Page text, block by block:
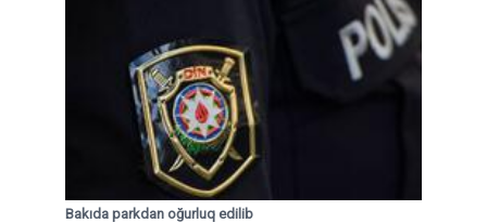
Bakıda parkdan oğurluq edilib